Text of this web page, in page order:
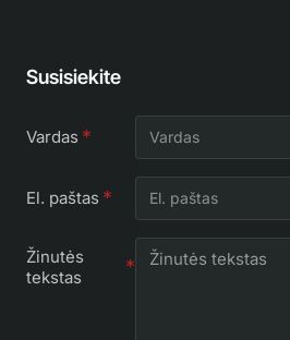
Susisiekite
Vardas
El. paštas
Žinutės
tekstas